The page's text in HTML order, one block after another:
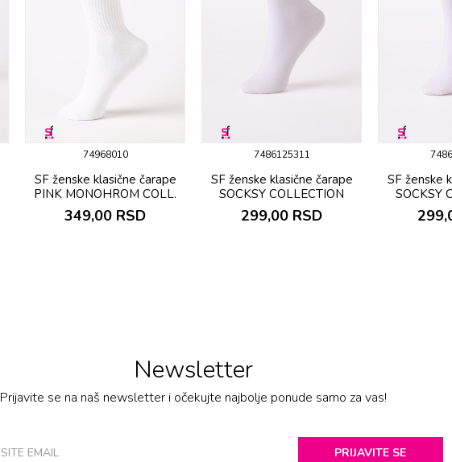
74968010
SF ženske klasične čarape
PINK MONOHROM COLL.
349,00 RSD
7486125311
SF ženske klasične čarape
SOCKSY COLLECTION
299,00 RSD
SF ženske
SOCKSY
Newsletter
Prijavite se na naš newsletter i očekujte najbolje ponude samo za vas!
PRIJAVITE SE